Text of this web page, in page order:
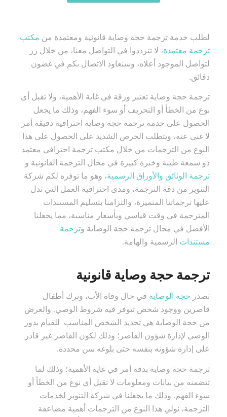
لطلب خدمة ترجمة حجة وصاية قانونية ومعتمدة من مكتب
ترجمة معتمدة، لا تترددوا في التواصل معنا، من خلال زر
لتواصل الموجود أعلاه، وسنعاود الاتصال بكم في غضون
دقائق.
ترجمة حجة وصاية تعتبر ورقة في غاية الأهمية، ولا تقبل أي
نوع من الخطأ أو التحريف أو سوء الفهم، وذلك ما يجعل
الحصول على خدمة ترجمة حجة وصاية احترافية دقيقة أمر
لا غنى عنه، ويتطلب الحرص الشديد على الحصول على هذا
النوع من الترجمات من خلال مكتب ترجمة احترافي معتمد
ذو سمعة طيبة وخبرة كبيرة في مجال الترجمة القانونية و
ترجمة الوثائق والأوراق الرسمية، وهو ما توفره لكم شركة
التنوير من دقة الترجمة، ومدى احترافية العمل التي تدل
عليها ترجماتنا المتميزة، والتزامنا بتسليم المستندات
المترجمة في وقت قياسي وبأسعار مناسبة، مما يجعلنا
الأفضل في مجال ترجمة حجة الوصاية وترجمة
مستندات الرسمية والهامة.
ترجمة حجة وصاية قانونية
تصدر حجة الوصاية في حال وفاة الأب، وترك أطفال
قاصرين ووجود شخص تتوفر فيه شروط الوصي. والغرض
من حجة الوصاية هي تحديد الشخص المناسب للقيام بدور
الوصي لإدارة شؤون القاصر؛ وذلك لكون القاصر غير قادر
على إدارة شؤونه بنفسه حتى بلوغه سن محددة.
ترجمة حجة وصاية بدقة أمر في غاية الأهمية؛ وذلك لما
تتضمنه من بيانات ومعلومات لا تقبل أي نوع من الخطأ أو
سوء الفهم. وذلك ما يجعلنا في شركة التنوير لخدمات
الترجمة، نولي هذا النوع من الترجمات أهمية مضاعفة